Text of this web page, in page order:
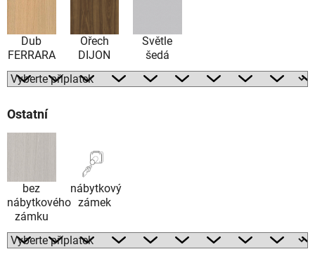
Dub
FERRARA
Ořech
DIJON
Světle
šedá
Ostatní
bez
nábytkového
zámku
nábytkový
zámek